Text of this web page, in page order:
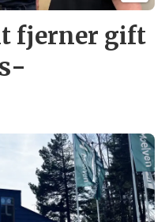
fjerner gift­